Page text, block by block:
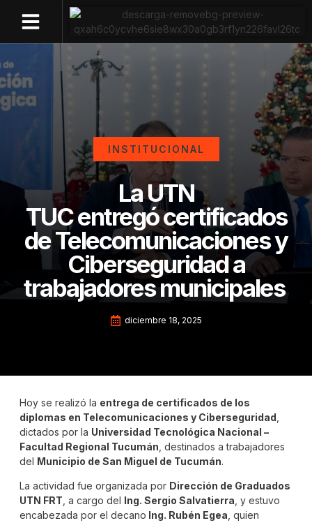
INSTITUCIONAL
La UTN
TUC entregó certificados
de Telecomunicaciones y
Ciberseguridad a
trabajadores municipales
diciembre 18, 2025
Hoy se realizó la entrega de certificados de los
diplomas en Telecomunicaciones y Ciberseguridad
dictados por la Universidad Tecnológica Nacional –
Facultad Regional Tucumán , destinados a trabajadores
del Municipio de San Miguel de Tucumán.
La actividad fue organizada por Dirección de Graduados
UTN FRT , a cargo del Ing. Sergio Salvatierra , y estuvo
encabezada por el decano Ing. Rubén Egea , quien